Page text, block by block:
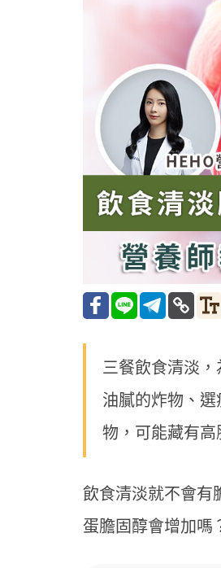
三餐飲食清淡
油膩的炸物、
物，可能藏有高
飲食清淡就不會有
蛋膽固醇會增加嗎